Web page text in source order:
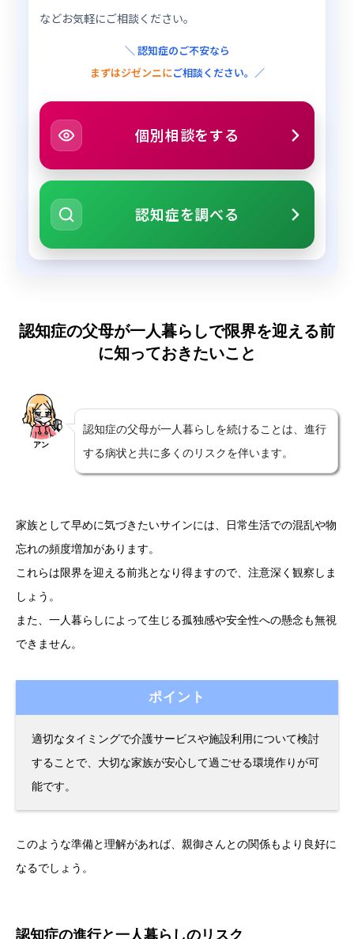
などお気軽にご相談ください。
＼ 認知症のご不安なら
まずはジゼンニにご相談ください。／
個別相談をする
認知症を調べる
認知症の父母が一人暮らしで限界を迎える前
に知っておきたいこと
アン
認知症の父母が一人暮らしを続けることは、進行
する病状と共に多くのリスクを伴います。
家族として早めに気づきたいサインには、日常生活での混乱や物
忘れの頻度増加があります。
これらは限界を迎える前兆となり得ますので、注意深く観察しま
しょう。
また、一人暮らしによって生じる孤独感や安全性への懸念も無視
できません。
ポイント
適切なタイミングで介護サービスや施設利用について検討
することで、大切な家族が安心して過ごせる環境作りが可
能です。
このような準備と理解があれば、親御さんとの関係もより良好に
なるでしょう。
認知症の進行と一人暮らしのリスク